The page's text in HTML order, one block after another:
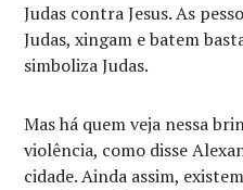
Judas contra Jesus. As
Judas, xingam e batem
simboliza Judas.
Mas há quem veja nessa
violência, como disse
cidade. Ainda assim,